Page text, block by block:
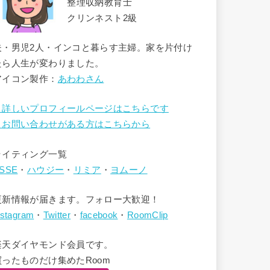
整理収納教育士
クリンネスト2級
・男児2人・インコと暮らす主婦。家を片付け
ら人生が変わりました。
コン製作： あわわさん
しいプロフィールページはこちらです
問い合わせがある方はこちらから
イティング一覧
・ ハウジー ・ リミア ・ ヨムーノ
新情報が届きます。フォロー大歓迎！
・ Twitter ・ facebook ・ RoomClip
天ダイヤモンド会員です。
ったものだけ集めたRoom